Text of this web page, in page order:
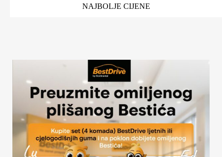
NAJBOLJE CIJENE